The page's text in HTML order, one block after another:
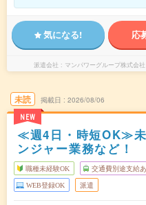
気になる! 応
派遣会社 マンパワーグループ株式会
未読
NEW
掲載日 2026/08/06
≪週4日・時短OK≫未
ンジャー業務など！
職種未経験OK 交通費別途支給
WEB登録OK 派遣